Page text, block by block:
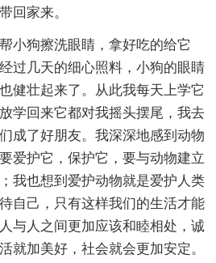
回家来。
小狗擦洗眼睛，拿好吃的给它
过几天的细心照料，小狗的眼睛
健壮起来了。从此我每天上学它
学回来它都对我摇头摆尾，我去
成了好朋友。我深深地感到动物
爱护它，保护它，要与动物建立
我也想到爱护动物就是爱护人类
自己，只有这样我们的生活才能
与人之间更加应该和睦相处，诚
就加美好，社会就会更加安定。